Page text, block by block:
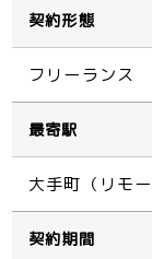
契約形態
フリーランス
最寄駅
大手町（リモー
契約期間